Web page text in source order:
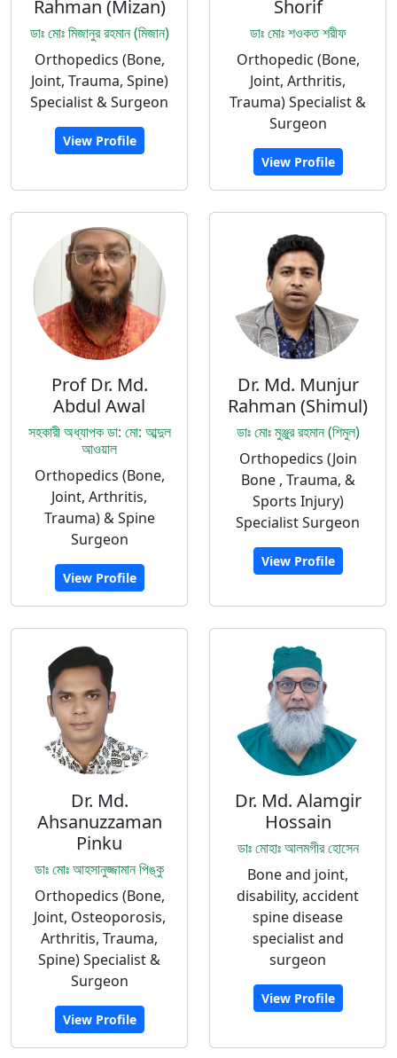
Rahman (Mizan)
ডাঃ মোঃ মিজানুর রহমান (মিজান)
Orthopedics (Bone,
Joint, Trauma, Spine)
Specialist & Surgeon
View Profile
Shorif
ডাঃ মোঃ শওকত শরীফ
Orthopedic (Bone,
Joint, Arthritis,
Trauma) Specialist &
Surgeon
View Profile
Prof Dr. Md.
Abdul Awal
সহকারী অধ্যাপক ডা: মো: আব্দুল
আওয়াল
Orthopedics (Bone,
Joint, Arthritis,
Trauma) & Spine
Surgeon
View Profile
Dr. Md. Munjur
Rahman (Shimul)
ডাঃ মোঃ মুঞ্জুর রহমান (শিমুল)
Orthopedics (Join
Bone , Trauma, &
Sports Injury)
Specialist Surgeon
View Profile
Dr. Md.
Ahsanuzzaman
Pinku
ডাঃ মোঃ আহসানুজ্জামান পিঙ্কু
Orthopedics (Bone,
Joint, Osteoporosis,
Arthritis, Trauma,
Spine) Specialist &
Surgeon
View Profile
Dr. Md. Alamgir
Hossain
ডাঃ মোহাঃ আলমগীর হোসেন
Bone and joint,
disability, accident
spine disease
specialist and
surgeon
View Profile